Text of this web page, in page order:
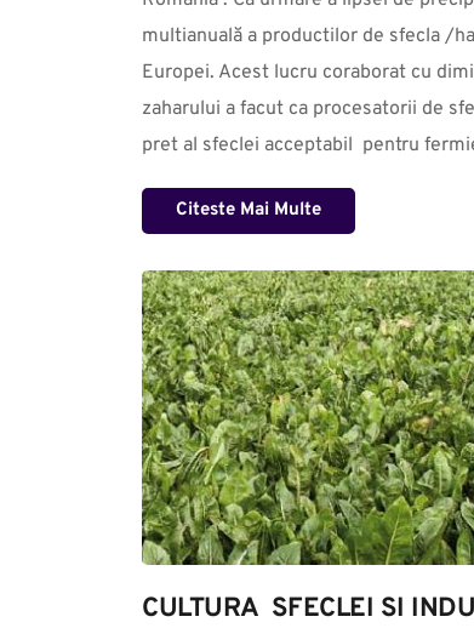
multianuală a productilor de sfecla /
Europei. Acest lucru coraborat cu
zaharului a facut ca procesatorii de
pret al sfeclei acceptabil  pentru
Citeste Mai Multe
CULTURA  SFECLEI SI